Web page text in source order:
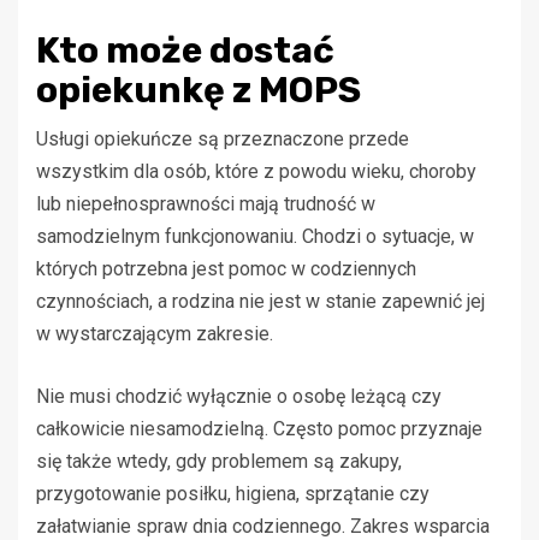
Kto może dostać
opiekunkę z MOPS
Usługi opiekuńcze są przeznaczone przede
wszystkim dla osób, które z powodu wieku, choroby
lub niepełnosprawności mają trudność w
samodzielnym funkcjonowaniu. Chodzi o sytuacje, w
których potrzebna jest pomoc w codziennych
czynnościach, a rodzina nie jest w stanie zapewnić jej
w wystarczającym zakresie.
Nie musi chodzić wyłącznie o osobę leżącą czy
całkowicie niesamodzielną. Często pomoc przyznaje
się także wtedy, gdy problemem są zakupy,
przygotowanie posiłku, higiena, sprzątanie czy
załatwianie spraw dnia codziennego. Zakres wsparcia